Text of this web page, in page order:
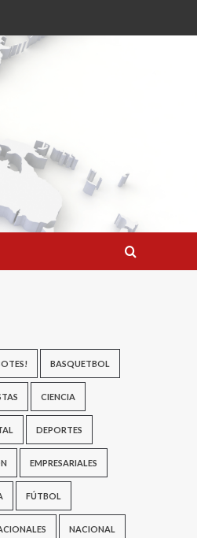
BASQUETBOL
CIENCIA
DEPORTES
EMPRESARIALES
FÚTBOL
NACIONAL